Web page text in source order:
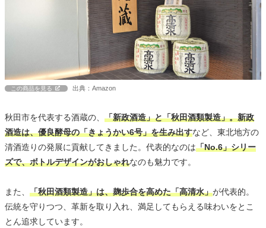
この商品を見る 出典：Amazon
秋田市を代表する酒蔵の、 「新政酒造」と「秋田酒類製造」。新政
酒造は、優良酵母の「きょうかい6号」を生み出すなど、東北地方の
清酒造りの発展に貢献してきました。代表的なのは「No.6」シリー
ズで、ボトルデザインがおしゃれなのも魅力です。
また、 「秋田酒類製造」は、麹歩合を高めた「高清水」が代表的。
伝統を守りつつ、革新を取り入れ、満足してもらえる味わいをとこ
とん追求しています。